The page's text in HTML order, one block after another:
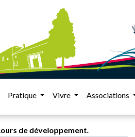
Pratique Vivre Associations
de développement.